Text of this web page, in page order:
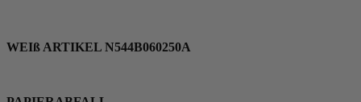
WEIß ARTIKEL N544B060250A